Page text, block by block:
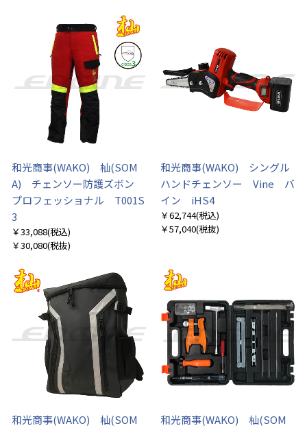
和光商事(WAKO) 杣(SOM
A) チェンソー防護ズボン
プロフェッショナル T001S
3
￥33,088(税込)
￥30,080(税抜)
和光商事(WAKO) シングル
ハンドチェンソー Vine バ
イン iHS4
￥62,744(税込)
￥57,040(税抜)
和光商事(WAKO) 杣(SOM
和光商事(WAKO) 杣(SOM